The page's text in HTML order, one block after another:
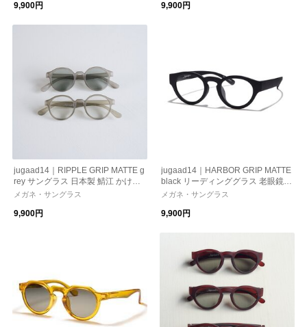
ホ向け
9,900円 9,900円
jugaad14｜RIPPLE GRIP MATTE g
rey サングラス 日本製 鯖江 かけ心
地 ストレスフリー 機能性レンズ
ト
メガネ・サングラス
9,900円
jugaad14｜HARBOR GRIP MATTE
black リーディンググラス 老眼鏡
日本製 鯖江 かけ心地 機能性レン
メガネ・サングラス
9,900円